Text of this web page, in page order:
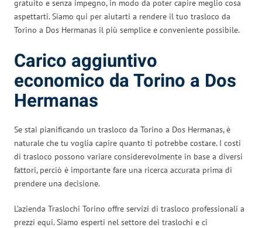
gratuito e senza impegno, in modo da poter capire meglio cosa
aspettarti. Siamo qui per aiutarti a rendere il tuo trasloco da
Torino a Dos Hermanas il più semplice e conveniente possibile.
Carico aggiuntivo
economico da Torino a Dos
Hermanas
Se stai pianificando un trasloco da Torino a Dos Hermanas, è
naturale che tu voglia capire quanto ti potrebbe costare. I costi
di trasloco possono variare considerevolmente in base a diversi
fattori, perciò è importante fare una ricerca accurata prima di
prendere una decisione.
L’azienda Traslochi Torino offre servizi di trasloco professionali a
prezzi equi. Siamo esperti nel settore dei traslochi e ci